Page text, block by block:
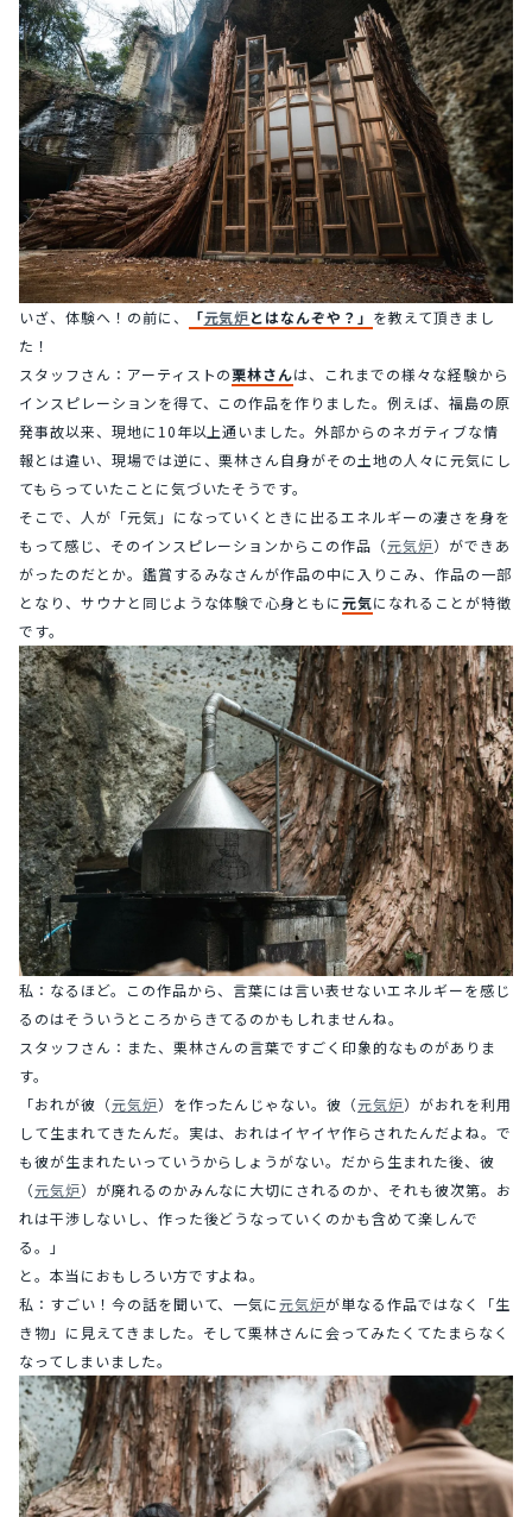
いざ、体験へ！の前に、 「元気炉とはなんぞや？」 を教えて頂きまし
た！
スタッフさん：アーティストの栗林さんは、これまでの様々な経験から
インスピレーションを得て、この作品を作りました。例えば、福島の原
発事故以来、現地に10年以上通いました。外部からのネガティブな情
報とは違い、現場では逆に、栗林さん自身がその土地の人々に元気にし
てもらっていたことに気づいたそうです。
そこで、人が「元気」になっていくときに出るエネルギーの凄さを身を
もって感じ、そのインスピレーションからこの作品（元気炉）ができあ
がったのだとか。鑑賞するみなさんが作品の中に入りこみ、作品の一部
となり、サウナと同じような体験で心身ともに元気になれることが特徴
です。
私：なるほど。この作品から、言葉には言い表せないエネルギーを感じ
るのはそういうところからきてるのかもしれませんね。
スタッフさん：また、栗林さんの言葉ですごく印象的なものがありま
す。
「おれが彼（元気炉）を作ったんじゃない。彼（元気炉）がおれを利用
して生まれてきたんだ。実は、おれはイヤイヤ作らされたんだよね。で
も彼が生まれたいっていうからしょうがない。だから生まれた後、彼
（元気炉）が廃れるのかみんなに大切にされるのか、それも彼次第。お
れは干渉しないし、作った後どうなっていくのかも含めて楽しんで
る。」
と。本当におもしろい方ですよね。
私：すごい！今の話を聞いて、一気に元気炉が単なる作品ではなく「生
き物」に見えてきました。そして栗林さんに会ってみたくてたまらなく
なってしまいました。